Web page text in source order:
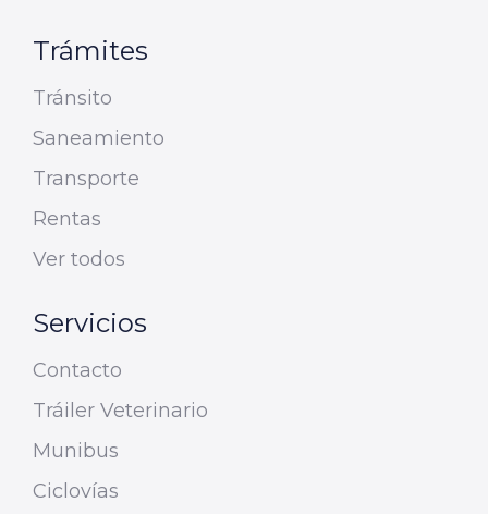
Trámites
Tránsito
Saneamiento
Transporte
Rentas
Ver todos
Servicios
Contacto
Tráiler Veterinario
Munibus
Ciclovías